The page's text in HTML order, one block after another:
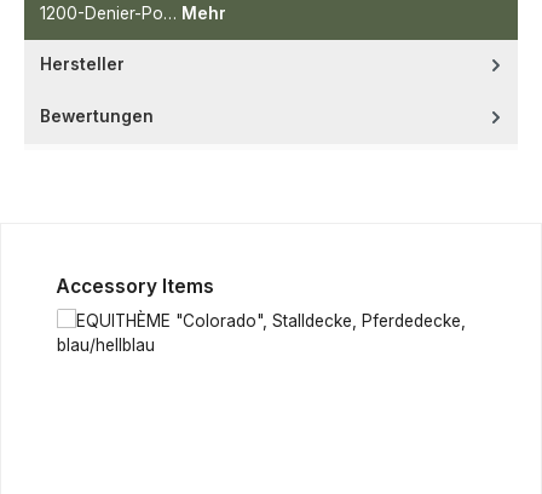
1200-Denier-Po… Mehr
Hersteller
Bewertungen
Produktgalerie überspringen
Accessory Items